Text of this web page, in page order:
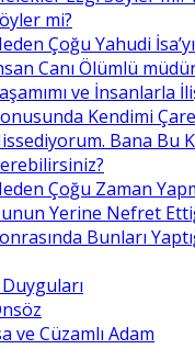
mi?
Çoğu Yahudi
Canı Ölümlü
ve İnsanlarla
Kendimi
Bana Bu
Çoğu Zaman
Yerine Nefret
Bunları
Duyguları
ve Cüzamlı Adam